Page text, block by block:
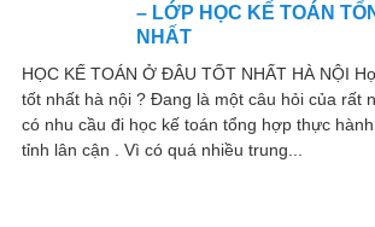
– LỚP HỌC KẾ TOÁN
NHẤT
HỌC KẾ TOÁN Ở ĐÂU TỐT NHẤT HÀ NỘI
tốt nhất hà nội ? Đang là một câu hỏi của rất
có nhu cầu đi học kế toán tổng hợp thực
tỉnh lân cận . Vì có quá nhiều trung...